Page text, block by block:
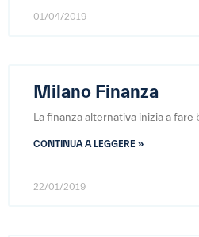
01/04/2019
Milano Finanza
La finanza alternativa inizia a
CONTINUA A LEGGERE »
22/01/2019